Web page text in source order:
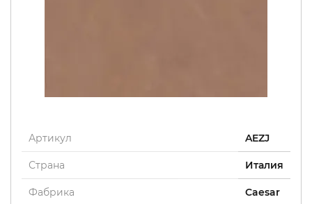
Артикул AEZJ
Страна Италия
Фабрика Caesar